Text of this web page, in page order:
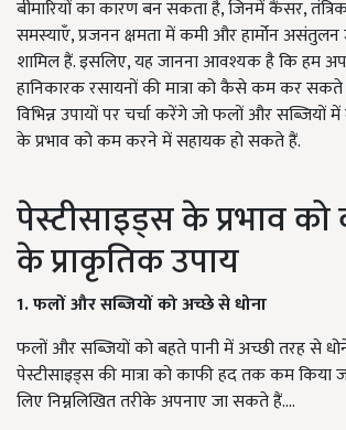
बीमारियों का कारण बन सकता है, जिनमें कैंसर,
समस्याएँ, प्रजनन क्षमता में कमी और हार्मोन
शामिल हैं. इसलिए, यह जानना आवश्यक है कि हम
हानिकारक रसायनों की मात्रा को कैसे कम कर
विभिन्न उपायों पर चर्चा करेंगे जो फलों और सब्जियों
के प्रभाव को कम करने में सहायक हो सकते हैं.
पेस्टीसाइड्स के प्रभाव
के प्राकृतिक उपाय
1. फलों और सब्जियों को अच्छे से धोना
फलों और सब्जियों को बहते पानी में अच्छी तरह से
पेस्टीसाइड्स की मात्रा को काफी हद तक कम
लिए निम्नलिखित तरीके अपनाए जा सकते हैं....